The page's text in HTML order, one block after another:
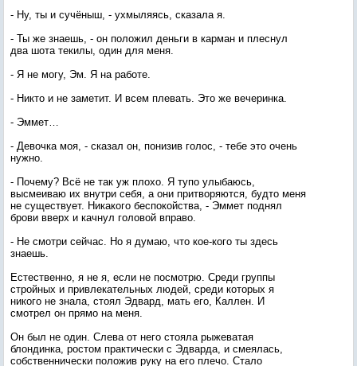
- Ну, ты и сучёныш, - ухмыляясь, сказала я.
- Ты же знаешь, - он положил деньги в карман и плеснул
два шота текилы, один для меня.
- Я не могу, Эм. Я на работе.
- Никто и не заметит. И всем плевать. Это же вечеринка.
- Эммет…
- Девочка моя, - сказал он, понизив голос, - тебе это очень
нужно.
- Почему? Всё не так уж плохо. Я тупо улыбаюсь,
высмеиваю их внутри себя, а они притворяются, будто меня
не существует. Никакого беспокойства, - Эммет поднял
брови вверх и качнул головой вправо.
- Не смотри сейчас. Но я думаю, что кое-кого ты здесь
знаешь.
Естественно, я не я, если не посмотрю. Среди группы
стройных и привлекательных людей, среди которых я
никого не знала, стоял Эдвард, мать его, Каллен. И
смотрел он прямо на меня.
Он был не один. Слева от него стояла рыжеватая
блондинка, ростом практически с Эдварда, и смеялась,
собственнически положив руку на его плечо. Стало